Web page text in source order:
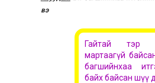
вэ
Гайтай тэр
мартаагүй
багшийнхаа
байх байсан шүү